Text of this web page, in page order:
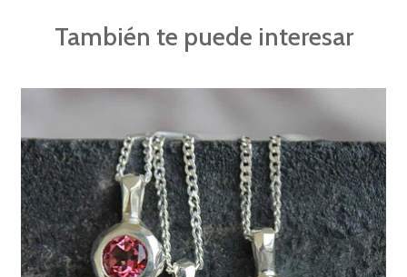
También te puede interesar